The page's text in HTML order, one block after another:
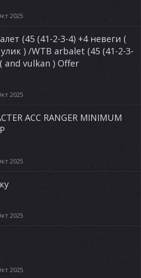
2025
(45 (41-2-3-4) +4 невеги (
) /WTB arbalet (45 (41-2-3-
( and vulkan ) Offer
2025
ACC RANGER MINIMUM
2025
2025
2025